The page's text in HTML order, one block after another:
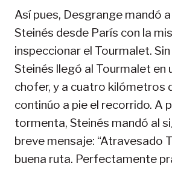
Así pues, Desgrange mandó
Steinés desde París con la
inspeccionar el Tourmalet.
Steinés llegó al Tourmalet en
chofer, y a cuatro kilómetros
continúo a pie el recorrido. A
tormenta, Steinés mandó al
breve mensaje: “Atravesado
buena ruta. Perfectamente